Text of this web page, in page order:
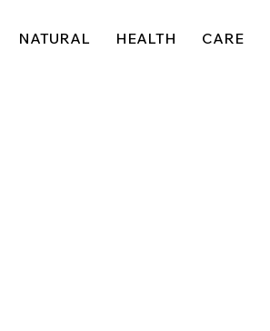
NATURAL HEALTH CARE